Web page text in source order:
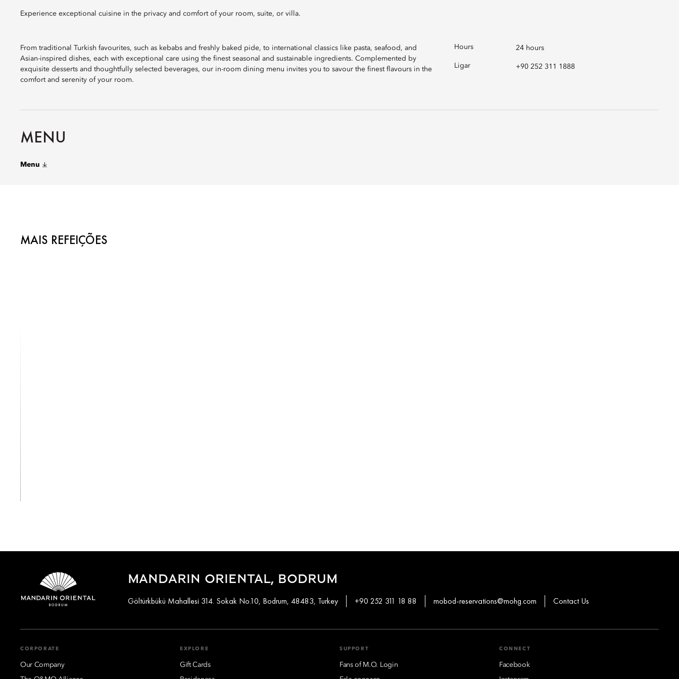
Experience exceptional cuisine in the privacy and comfort of your room, suite, or villa.
From traditional Turkish favourites, such as kebabs and freshly baked pide, to international classics like pasta, seafood, and
Asian-inspired dishes, each with exceptional care using the finest seasonal and sustainable ingredients. Complemented by
exquisite desserts and thoughtfully selected beverages, our in-room dining menu invites you to savour the finest flavours in the
comfort and serenity of your room.
Hours 24 hours
Ligar +90 252 311 1888
MENU
Menu
MAIS REFEIÇÕES
MANDARIN ORIENTAL, BODRUM
Göltürkbükü Mahallesi 314. Sokak No.10, Bodrum, 48483, Turkey +90 252 311 18 88 mobod-reservations@mohg.com Contact Us
CORPORATE
Our Company
EXPLORE
Gift Cards
SUPPORT
Fans of M.O. Login
CONNECT
Facebook